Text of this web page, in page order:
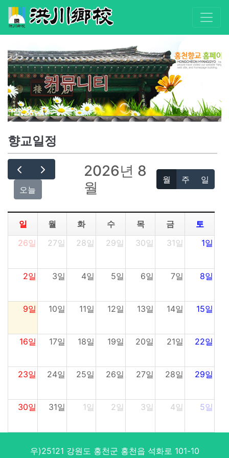
커뮤니티
향교일정
오늘
2026년 8
월
월 주 일
일 월 화 수 목 금
토
26일
27일 28일 29일 30일 31일 1일
2일 3일 4일 5일 6일 7일 8일
9일 10일 11일 12일 13일 14일 15일
16일 17일 18일 19일 20일 21일 22일
23일 24일 25일 26일 27일 28일 29일
30일 31일 1일 2일 3일 4일 5일
우)25121 강원도 홍천군 홍천읍 석화로 101-10